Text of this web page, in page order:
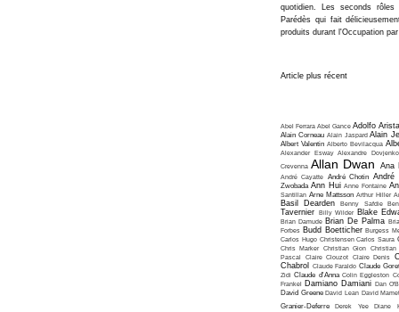
quotidien. Les seconds
Parédès qui fait
produits durant l'Occupation
Article plus récent
Abel Ferrara Abel Gance Adolfo
Alain Corneau Alain Jaspard Alain
Albert Valentin Alberto Bevilacqua
Alexander Esway Alexandre Dovjenko
Crevenna Allan Dwan Ana
André Cayatte André Chotin André
Zwobada Ann Hui Anne Fontaine
Santillan Arne Mattsson Arthur Hiller
Basil Dearden Benny Safdie
Tavernier Billy Wilder Blake
Brian Damude Brian De Palma
Forbes Budd Boetticher Burgess
Carlos Hugo Christensen Carlos Saura
Chris Marker Christian Gion Christian
Pascal
Claire Clouzot Claire Denis
Chabrol
Claude Faraldo Claude
Zidi Claude d'Anna Colin Eggleston
Frankel Damiano Damiani Dan
David Greene David Lean David
Granier-Deferre
Derek Yee Diane